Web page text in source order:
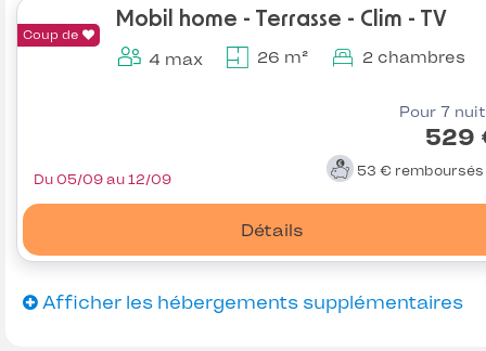
Coup de
Mobil home - Terrasse - Clim - TV
4 max 26 m² 2 chambres
Pour 7
529
53 € remboursés
Détails
Du 05/09 au 12/09
Afficher les hébergements supplémentaires